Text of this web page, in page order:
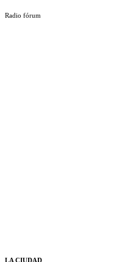
Radio fórum
LA CIUDAD